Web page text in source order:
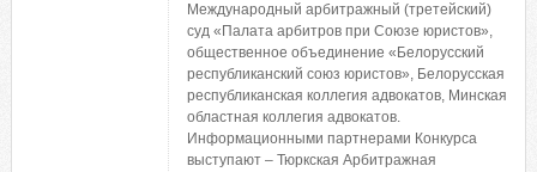
Международный арбитражный (третейский)
суд «Палата арбитров при Союзе юристов»,
общественное объединение «Белорусский
республиканский союз юристов», Белорусская
республиканская коллегия адвокатов, Минская
областная коллегия адвокатов.
Информационными партнерами Конкурса
выступают – Тюркская Арбитражная